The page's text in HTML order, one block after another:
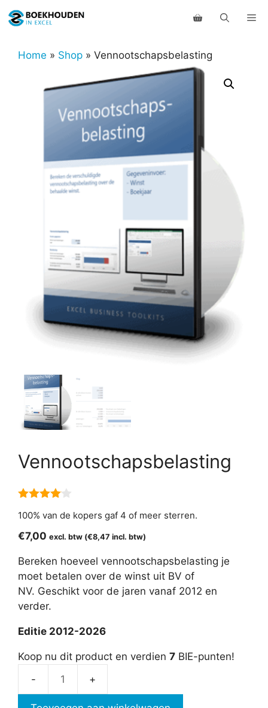
naar
inhoudHome » Shop » Vennootschapsbelasting
Vennootschapsbelasting
5
100% van de kopers gaf 4 of meer sterren.
€7,00 excl. btw (€8,47 incl. btw)
Bereken hoeveel vennootschapsbelasting je
moet betalen over de winst uit BV of
NV. Geschikt voor de jaren vanaf 2012 en
verder.
Editie 2012-2026
Koop nu dit product en verdien 7 BIE-punten!